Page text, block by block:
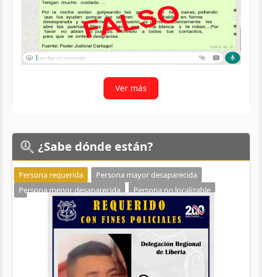
Ver más
¿Sabe dónde están?
Persona requerida
Persona mayor desaparecida
Persona menor desaparecida
Persona no localizable